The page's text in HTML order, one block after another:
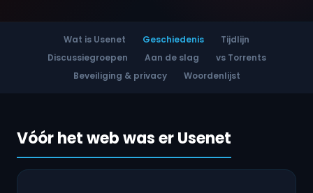
Wat is Usenet Geschiedenis
Tijdlijn
Discussiegroepen
Aan de slag
vs Torrents
Beveiliging & privacy
Woordenlijst
Vóór het web was er Usenet